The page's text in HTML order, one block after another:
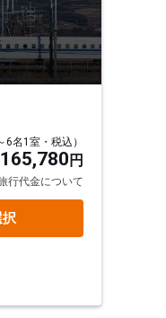
名1室・税込）
165,780 円
行代金について
択